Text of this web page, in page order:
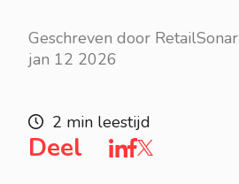
Geschreven door RetailSonar
jan 12 2026
2 min leestijd
Deel